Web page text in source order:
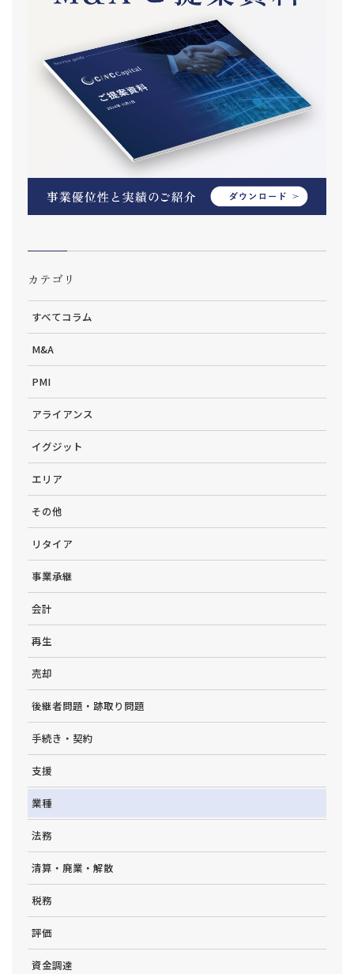
カテゴリ
すべてコラム
M&A
PMI
アライアンス
イグジット
エリア
その他
リタイア
事業承継
会計
再生
売却
後継者問題・跡取り問題
手続き・契約
支援
業種
法務
清算・廃業・解散
税務
評価
資金調達